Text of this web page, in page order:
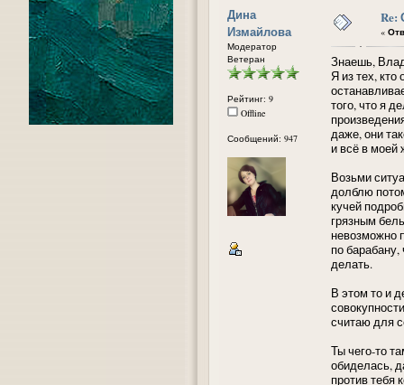
Дина
Измайлова
Модератор
Ветеран
Рейтинг: 9
Offline
Сообщений: 947
Re:
«
Знаешь,
Я из тех, кто
того, что я
даже, они
и всё в моей
Возьми
долблю
кучей
грязным
невозможно
по барабану,
делать.
В этом то и
считаю для
Ты чего-то
обиделась,
против тебя